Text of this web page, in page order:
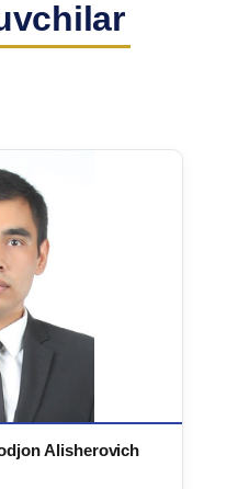
Alisherovich
8. Bakalavriat kvotasi (3)
yozish